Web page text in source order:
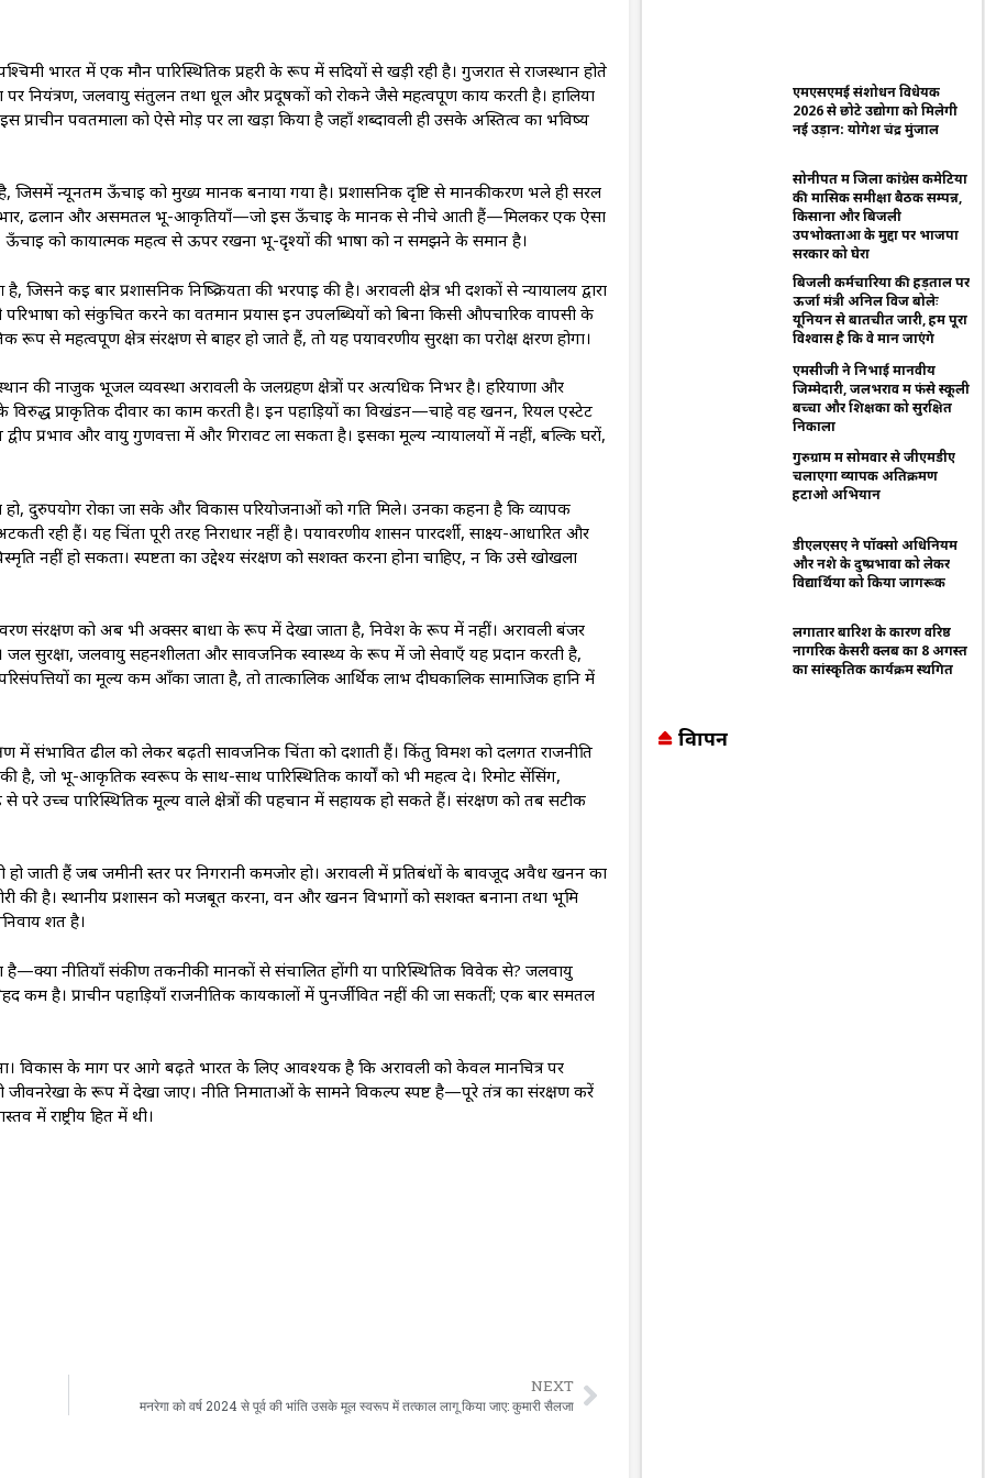
भारत में एक मौन पारिस्थितिक प्रहरी के रूप में सदियों से खड़ी रही है। गुजरात से राजस्थान होते
जलवायु संतुलन तथा धूल और प्रदूषकों को रोकने जैसे महत्वपूर्ण कार्य करती है। हालिया
प्राचीन पर्वतमाला को ऐसे मोड़ पर ला खड़ा किया है जहाँ शब्दावली ही उसके अस्तित्व का भविष्य
जिसमें न्यूनतम ऊँचाई को मुख्य मानक बनाया गया है। प्रशासनिक दृष्टि से मानकीकरण भले ही सरल
उभार, ढलान और असमतल भू-आकृतियाँ—जो इस ऊँचाई के मानक से नीचे आती हैं—मिलकर एक ऐसा
ऊँचाई को कार्यात्मक महत्व से ऊपर रखना भू-दृश्यों की भाषा को न समझने के समान है।
कई बार प्रशासनिक निष्क्रियता की भरपाई की है। अरावली क्षेत्र भी दशकों से न्यायालय द्वारा
को संकुचित करने का वर्तमान प्रयास इन उपलब्धियों को बिना किसी औपचारिक वापसी के
महत्वपूर्ण क्षेत्र संरक्षण से बाहर हो जाते हैं, तो यह पर्यावरणीय सुरक्षा का परोक्ष क्षरण होगा।
की नाजुक भूजल व्यवस्था अरावली के जलग्रहण क्षेत्रों पर अत्यधिक निर्भर है। हरियाणा और
प्राकृतिक दीवार का काम करती है। इन पहाड़ियों का विखंडन—चाहे वह खनन, रियल एस्टेट
प्रभाव और वायु गुणवत्ता में और गिरावट ला सकता है। इसका मूल्य न्यायालयों में नहीं, बल्कि घरों,
दुरुपयोग रोका जा सके और विकास परियोजनाओं को गति मिले। उनका कहना है कि व्यापक
हैं। यह चिंता पूरी तरह निराधार नहीं है। पर्यावरणीय शासन पारदर्शी, साक्ष्य-आधारित और
नहीं हो सकता। स्पष्टता का उद्देश्य संरक्षण को सशक्त करना होना चाहिए, न कि उसे खोखला
संरक्षण को अब भी अक्सर बाधा के रूप में देखा जाता है, निवेश के रूप में नहीं। अरावली बंजर
सुरक्षा, जलवायु सहनशीलता और सार्वजनिक स्वास्थ्य के रूप में जो सेवाएँ यह प्रदान करती है,
का मूल्य कम आँका जाता है, तो तात्कालिक आर्थिक लाभ दीर्घकालिक सामाजिक हानि में
में संभावित ढील को लेकर बढ़ती सार्वजनिक चिंता को दर्शाती हैं। किंतु विमर्श को दलगत राजनीति
जो भू-आकृतिक स्वरूप के साथ-साथ पारिस्थितिक कार्यों को भी महत्व दे। रिमोट सेंसिंग,
उच्च पारिस्थितिक मूल्य वाले क्षेत्रों की पहचान में सहायक हो सकते हैं। संरक्षण को तब सटीक
हो जाती हैं जब जमीनी स्तर पर निगरानी कमजोर हो। अरावली में प्रतिबंधों के बावजूद अवैध खनन का
की है। स्थानीय प्रशासन को मजबूत करना, वन और खनन विभागों को सशक्त बनाना तथा भूमि
शर्त है।
है—क्या नीतियाँ संकीर्ण तकनीकी मानकों से संचालित होंगी या पारिस्थितिक विवेक से? जलवायु
है। प्राचीन पहाड़ियाँ राजनीतिक कार्यकालों में पुनर्जीवित नहीं की जा सकतीं; एक बार समतल
विकास के मार्ग पर आगे बढ़ते भारत के लिए आवश्यक है कि अरावली को केवल मानचित्र पर
के रूप में देखा जाए। नीति निर्माताओं के सामने विकल्प स्पष्ट है—पूरे तंत्र का संरक्षण करें
में राष्ट्रीय हित में थी।
NEXT
मनरेगा को वर्ष 2024 से पूर्व की भांति उसके मूल स्वरूप में तत्काल लागू किया जाए: कुमारी सैलजा
एमएसएमई संशोधन विधेयक
2026 से छोटे उद्योगों को मिलेगी
नई उड़ान: योगेश चंद्र मुंजाल
सोनीपत में जिला कांग्रेस कमेटियों
की मासिक समीक्षा बैठक सम्पन्न,
किसानों और बिजली
उपभोक्ताओं के मुद्दों पर भाजपा
सरकार को घेरा
बिजली कर्मचारियों की हड़ताल पर
ऊर्जा मंत्री अनिल विज बोलेः
यूनियन से बातचीत जारी, हमें पूरा
विश्वास है कि वे मान जाएंगे
एमसीजी ने निभाई मानवीय
जिम्मेदारी, जलभराव में फंसे स्कूली
बच्चों और शिक्षकों को सुरक्षित
निकाला
गुरुग्राम में सोमवार से जीएमडीए
चलाएगा व्यापक अतिक्रमण
हटाओ अभियान
डीएलएसए ने पॉक्सो अधिनियम
और नशे के दुष्प्रभावों को लेकर
विद्यार्थियों को किया जागरूक
लगातार बारिश के कारण वरिष्ठ
नागरिक केसरी क्लब का 8 अगस्त
का सांस्कृतिक कार्यक्रम स्थगित
विज्ञापन